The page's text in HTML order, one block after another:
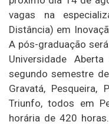
vagas na
Distância) em
A pós-graduação
Universidade
segundo semestre
Gravatá,
Triunfo, todos em
horária de 420